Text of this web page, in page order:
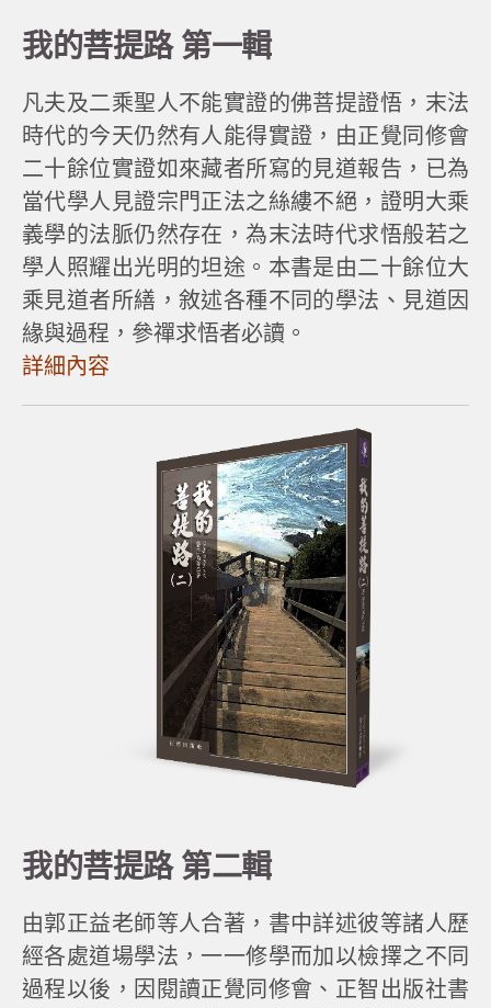
我的菩提路 第一輯
凡夫及二乘聖人不能實證的佛菩提證悟，末法
時代的今天仍然有人能得實證，由正覺同修會
二十餘位實證如來藏者所寫的見道報告，已為
當代學人見證宗門正法之絲縷不絕，證明大乘
義學的法脈仍然存在，為末法時代求悟般若之
學人照耀出光明的坦途。本書是由二十餘位大
乘見道者所繕，敘述各種不同的學法、見道因
緣與過程，參禪求悟者必讀。
詳細內容
我的菩提路 第二輯
由郭正益老師等人合著，書中詳述彼等諸人歷
經各處道場學法，一一修學而加以檢擇之不同
過程以後，因閱讀正覺同修會、正智出版社書